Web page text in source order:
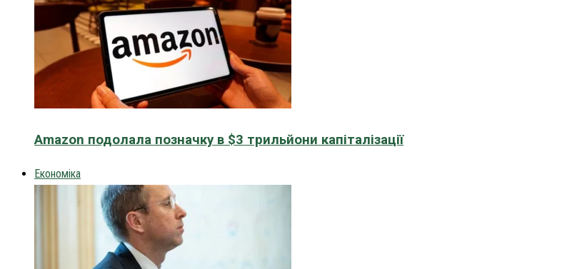
Amazon подолала позначку в $3 трильйони капіталізації
Економіка